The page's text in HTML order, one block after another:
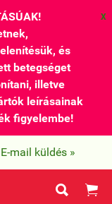
és
betegséget
illetve
leírásainak
figyelembe!
X
E-mail küldés »
 